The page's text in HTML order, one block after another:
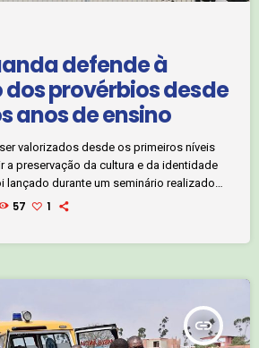
defende à
provérbios desde
anos de ensino
valorizados desde os primeiros níveis
a preservação da cultura e da identidade
lançado durante um seminário realizado
esta terça-feira, 4 de agosto, que reuniu
57 1
insert_link